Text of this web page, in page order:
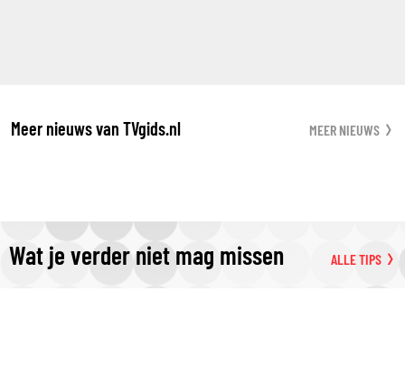
Meer nieuws van TVgids.nl MEER NIEUWS
Wat je verder niet mag missen ALLE TIPS